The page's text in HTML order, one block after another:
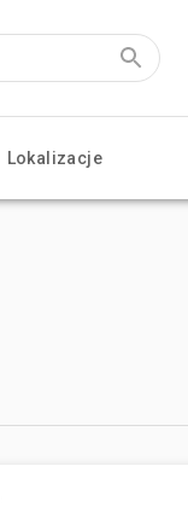
Lokalizacje